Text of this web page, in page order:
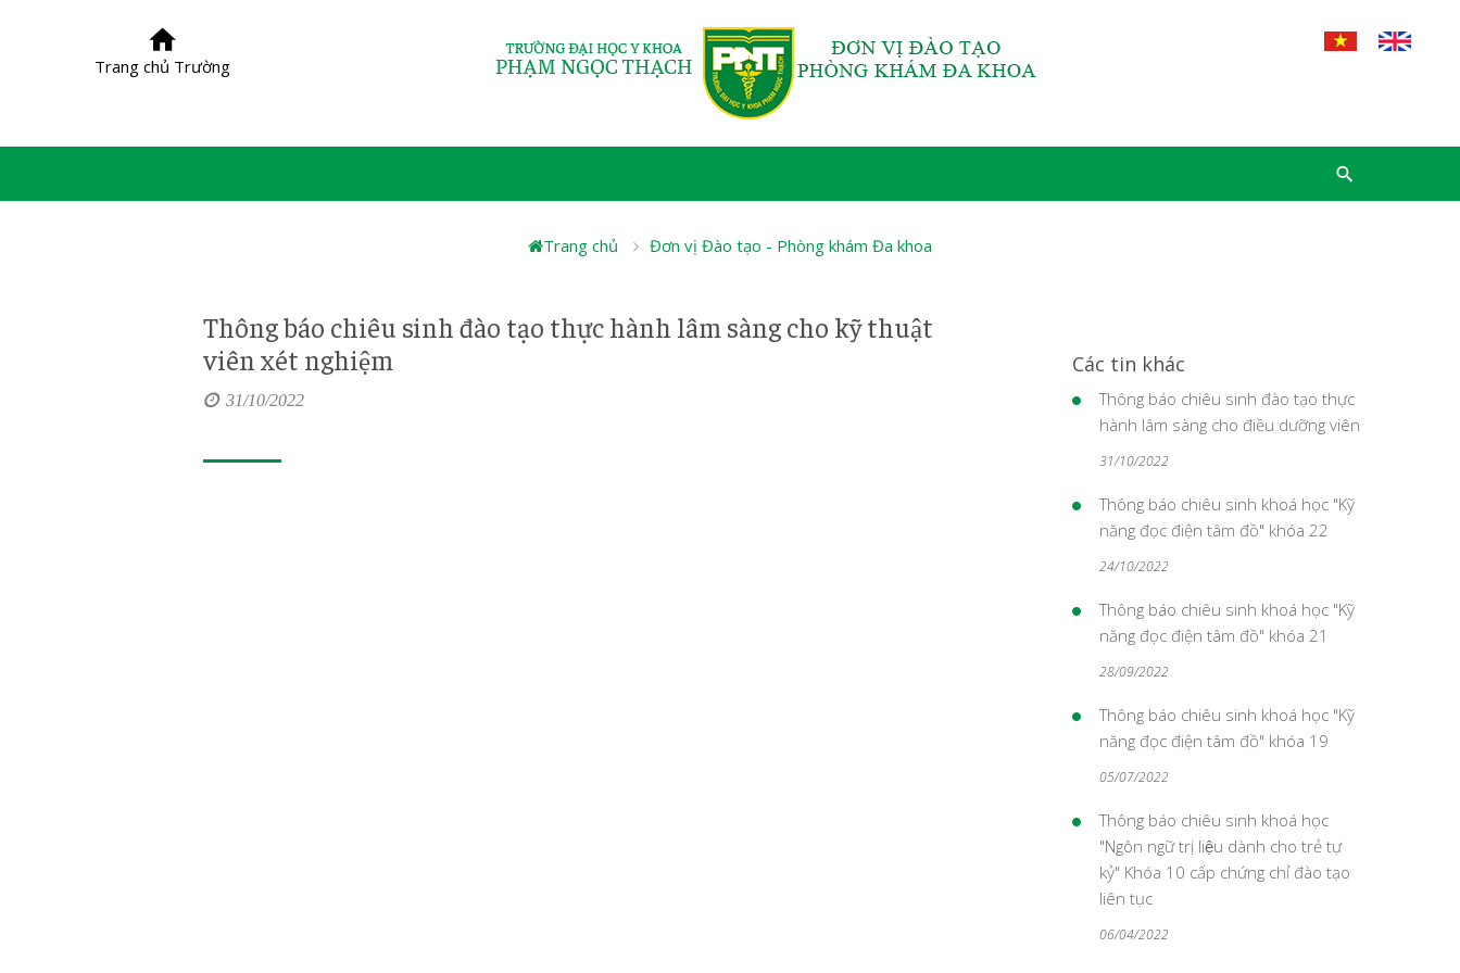
Trang chủ Trường
Trang chủ Đơn vị Đào tạo - Phòng khám Đa khoa
Thông báo chiêu sinh đào tạo thực hành lâm sàng cho kỹ thuật
viên xét nghiệm
31/10/2022
Các tin khác
Thông báo chiêu sinh đào tạo thực
hành lâm sàng cho điều dưỡng viên
31/10/2022
Thông báo chiêu sinh khoá học "Kỹ
năng đọc điện tâm đồ" khóa 22
24/10/2022
Thông báo chiêu sinh khoá học "Kỹ
năng đọc điện tâm đồ" khóa 21
28/09/2022
Thông báo chiêu sinh khoá học "Kỹ
năng đọc điện tâm đồ" khóa 19
05/07/2022
Thông báo chiêu sinh khoá học
"Ngôn ngữ trị liệu dành cho trẻ tự
kỷ" Khóa 10 cấp chứng chỉ đào tạo
liên tục
06/04/2022